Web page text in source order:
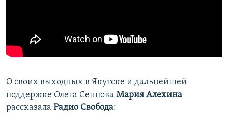
​О своих выходных в Якутске и дальнейшей
поддержке Олега Сенцова Мария Алехина
рассказала Радио Свобода: